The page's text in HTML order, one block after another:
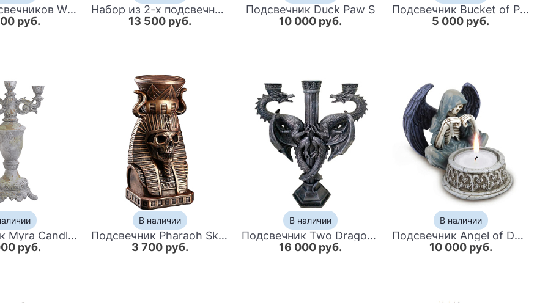
Набор подсвечников Witch Hands
руб.
Набор из 2-х подсвечников Pentagram Candlestick
13 500 руб.
Подсвечник Duck Paw S
10 000 руб.
Подсвечник Bucket of Provence II
5 000 руб.
Подсвечник Myra Candlestick
руб.
В наличии
Подсвечник Pharaoh Skull
3 700 руб.
В наличии
Подсвечник Two Dragons Candlestick
16 000 руб.
В наличии
Подсвечник Angel of Death Candlestick
10 000 руб.